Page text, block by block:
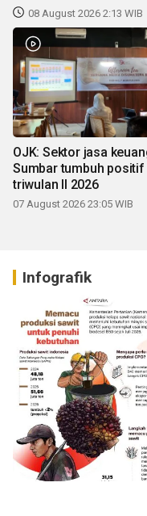
08 August 2026 2:13 WIB
OJK: Sektor jasa
Sumbar tumbuh positif
triwulan II 2026
07 August 2026 23:05 WIB
Infografik